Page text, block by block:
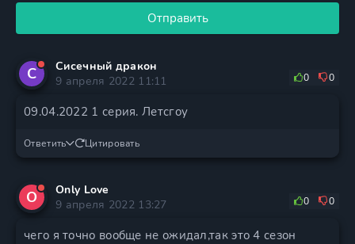
Отправить
С
Сисечный дракон
9 апреля 2022 11:11
0 0
09.04.2022 1 серия. Летсгоу
Ответить Цитировать
O
Only Love
9 апреля 2022 13:27
0 0
чего я точно вообще не ожидал,так это 4 сезон